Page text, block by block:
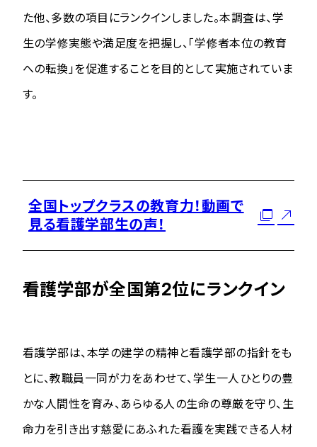
た他、多数の項目にランクインしました。本調査は、学
生の学修実態や満足度を把握し、「学修者本位の教育
への転換」を促進することを目的として実施されていま
す。
全国トップクラスの教育力！動画で
見る看護学部生の声！
看護学部が全国第2位にランクイン
看護学部は、本学の建学の精神と看護学部の指針をも
とに、教職員一同が力をあわせて、学生一人ひとりの豊
かな人間性を育み、あらゆる人の生命の尊厳を守り、生
命力を引き出す慈愛にあふれた看護を実践できる人材